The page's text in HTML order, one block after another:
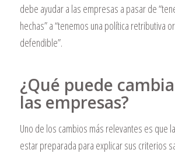
debe ayudar a las empresas a pasar de
hechas” a “tenemos una política retributiva
defendible”.
¿Qué puede
las empresas?
Uno de los cambios más relevantes es que
estar preparada para explicar sus criterios